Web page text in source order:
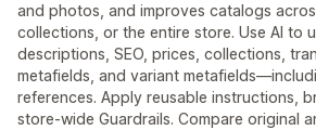
and photos, and improves catalogs
collections, or the entire store. Use AI to
descriptions, SEO, prices, collections,
metafields, and variant
references. Apply reusable instructions,
store-wide Guardrails. Compare original